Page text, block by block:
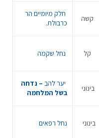
קשה
חלק מיומיים הר
כרבולת.
קל נחל שקמה
בינוני
יער להב – נדחה
בשל המלחמה
בינוני נחל רפאים